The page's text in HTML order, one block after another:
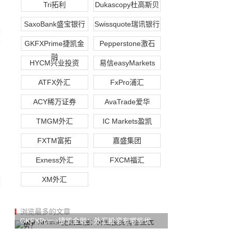
Tri拓利 Dukascopy杜高斯贝
SaxoBank盛宝银行 Swissquote瑞讯银行
GKFXPrime捷凯金
融
Pepperstone激石
HYCM兴业投资 易信easyMarkets
ATFX外汇 FxPro浦汇
ACY稀万证券 AvaTrade爱华
TMGM外汇 IC Markets盈凯
FXTM富拓 嘉盛集团
Exness外汇 FXCM福汇
XM外汇
浏览最多的文章
GKFXPrime捷凯金融：外汇投资有哪些优